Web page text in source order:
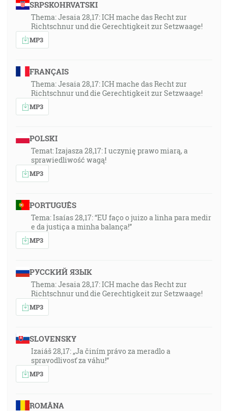
SRPSKOHRVATSKI
Thema: Jesaia 28,17: ICH mache das Recht zur
Richtschnur und die Gerechtigkeit zur Setzwaage!
MP3
FRANÇAIS
Thema: Jesaia 28,17: ICH mache das Recht zur
Richtschnur und die Gerechtigkeit zur Setzwaage!
MP3
POLSKI
Temat: Izajasza 28,17: I uczynię prawo miarą, a
sprawiedliwość wagą!
MP3
PORTUGUÊS
Tema: Isaías 28,17: “EU faço o juizo a linha para medir
e da justiça a minha balança!”
MP3
РУССКИЙ ЯЗЫК
Thema: Jesaia 28,17: ICH mache das Recht zur
Richtschnur und die Gerechtigkeit zur Setzwaage!
MP3
SLOVENSKY
Izaiáš 28,17: „Ja činím právo za meradlo a
spravodlivosť za váhu!“
MP3
ROMÂNA